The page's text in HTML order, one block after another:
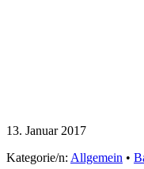
13. Januar 2017
Kategorie/n: Allgemein •